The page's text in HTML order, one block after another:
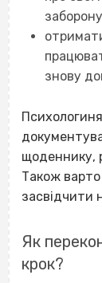
знову
щоденнику,
Також
засвідчити
Як
крок?